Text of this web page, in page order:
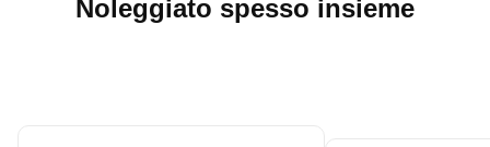
Noleggiato spesso insieme